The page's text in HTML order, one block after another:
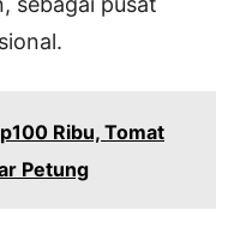
Ribu, Tomat
Petung